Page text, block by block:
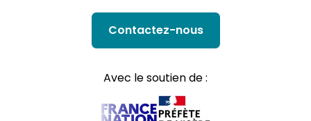
Contactez-nous
Avec le soutien de :